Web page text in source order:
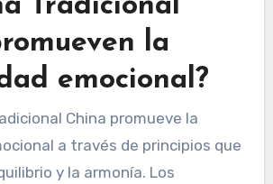
Tradicional
la
emocional?
China promueve la
a través de principios que
y la armonía. Los